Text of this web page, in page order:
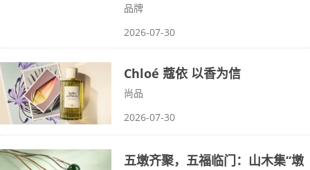
品牌
2026-07-30
Chloé 蔻依 以香为信
尚品
2026-07-30
五墩齐聚，五福临门：山木集“墩